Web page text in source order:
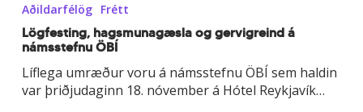
og
gervigreind
á
námsstefnu
ÖBÍ
Aðildarfélög Frétt
Lögfesting, hagsmunagæsla og gervigreind á
námsstefnu ÖBÍ
Líflega umræður voru á námsstefnu ÖBÍ sem haldin
var þriðjudaginn 18. nóvember á Hótel Reykjavík…